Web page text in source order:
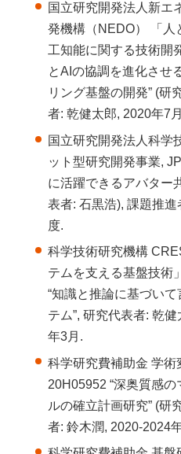
国立研究開発法人新エ
発機構（NEDO） 「人
工知能に関する技術開
とAIの協調を進化させ
リング基盤の開発” (研
者: 乾健太郎, 2020年7
国立研究開発法人科学
ット型研究開発事業,
に活躍できるアバター
表者: 石黒浩), 課題推
度.
科学技術研究機構
テムを支える基盤技術
“知識と推論に基づい
テム”, 研究代表者: 乾
年3月.
科学研究費補助金 学術
20H05952 “深奥質感
ルの確立計画研究” (研
者: 鈴木潤, 2020-2024